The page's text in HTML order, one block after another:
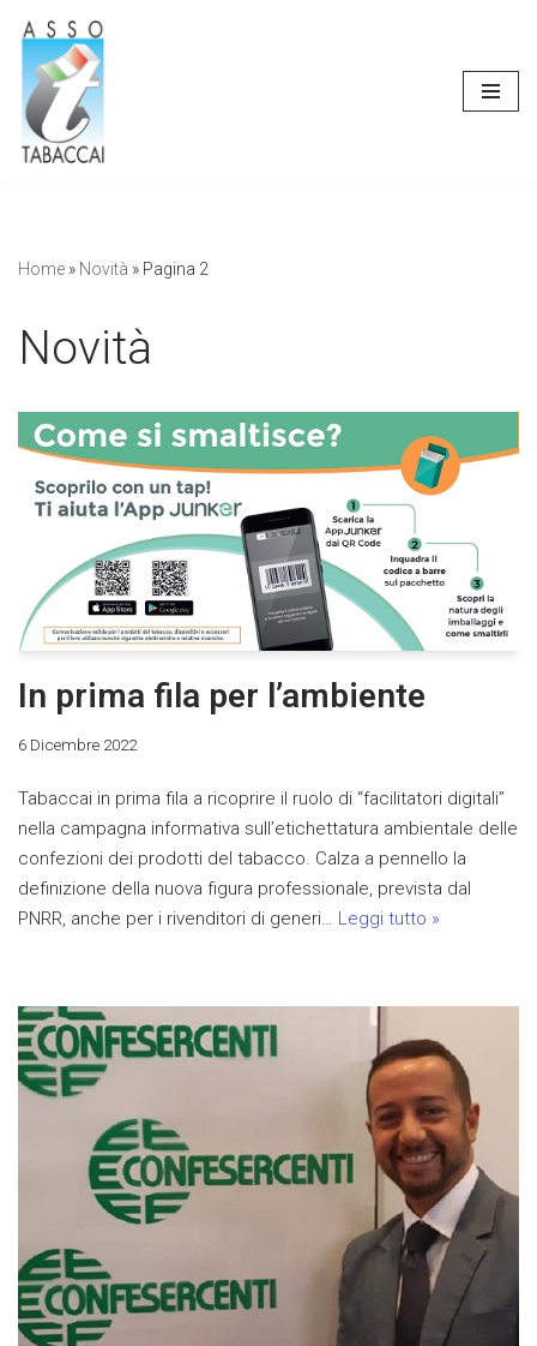
Vai
al
contenuto
Home » Novità » Pagina 2
Novità
In prima fila per l’ambiente
6 Dicembre 2022
Tabaccai in prima fila a ricoprire il ruolo di “facilitatori digitali”
nella campagna informativa sull’etichettatura ambientale delle
confezioni dei prodotti del tabacco. Calza a pennello la
definizione della nuova figura professionale, prevista dal
PNRR, anche per i rivenditori di generi… Leggi tutto »